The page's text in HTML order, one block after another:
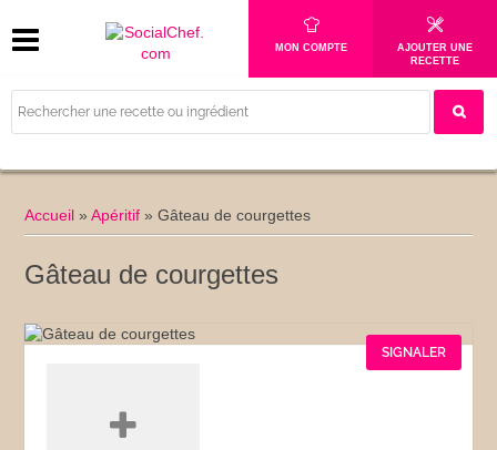
MON COMPTE
AJOUTER UNE
RECETTE
Accueil »Apéritif »Gâteau de courgettes
Gâteau de courgettes
SIGNALER